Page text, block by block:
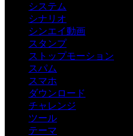
システム
シナリオ
シンエイ動画
スタンプ
ストップモーション
スパム
スマホ
ダウンロード
チャレンジ
ツール
テーマ